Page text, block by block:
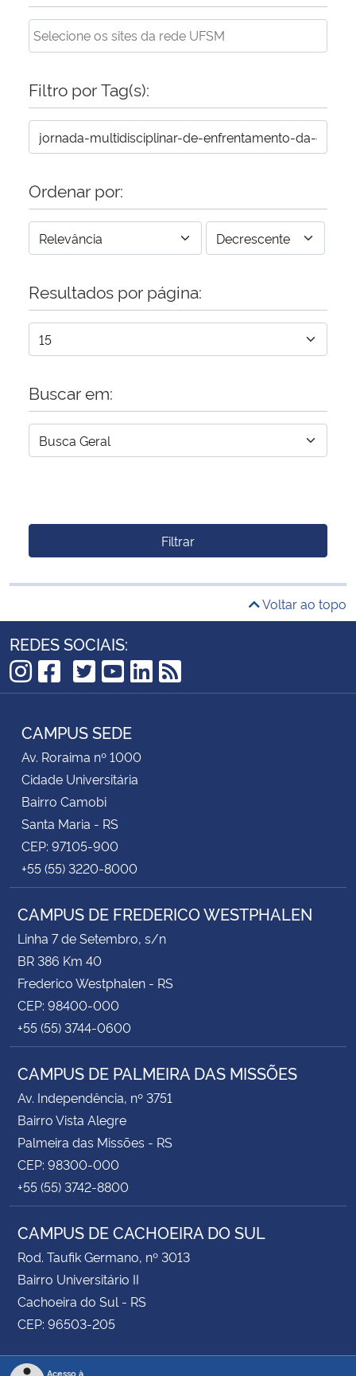
Filtro por Tag(s):
Ordenar por:
Resultados por página:
Buscar em:
Filtrar
Voltar ao topo
REDES SOCIAIS:
Instagram
Facebook
TikTok
Twitter
YouTube
LinkedIn
RSS
CAMPUS SEDE
Av. Roraima nº 1000
Cidade Universitária
Bairro Camobi
Santa Maria - RS
CEP: 97105-900
+55 (55) 3220-8000
CAMPUS DE FREDERICO WESTPHALEN
Linha 7 de Setembro, s/n
BR 386 Km 40
Frederico Westphalen - RS
CEP: 98400-000
+55 (55) 3744-0600
CAMPUS DE PALMEIRA DAS MISSÕES
Av. Independência, nº 3751
Bairro Vista Alegre
Palmeira das Missões - RS
CEP: 98300-000
+55 (55) 3742-8800
CAMPUS DE CACHOEIRA DO SUL
Rod. Taufik Germano, nº 3013
Bairro Universitário II
Cachoeira do Sul - RS
CEP: 96503-205
Acesso à